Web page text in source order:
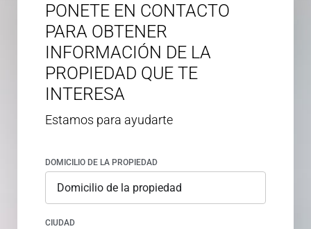
PONETE EN CONTACTO
PARA OBTENER
INFORMACIÓN DE LA
PROPIEDAD QUE TE
INTERESA
Estamos para ayudarte
DOMICILIO DE LA PROPIEDAD
CIUDAD